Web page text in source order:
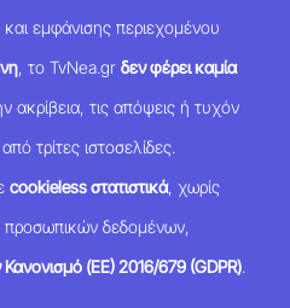
εμφάνισης περιεχομένου
, το TvNea.grδεν φέρει καμία
ακρίβεια, τις απόψεις ή τυχόν
τρίτες ιστοσελίδες.
cookieless στατιστικά, χωρίς
δεδομένων,
(ΕΕ) 2016/679 (GDPR).